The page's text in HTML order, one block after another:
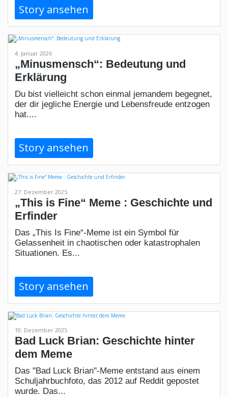
Story ansehen
4. Januar 2026
„Minusmensch“: Bedeutung und
Erklärung
Du bist vielleicht schon einmal jemandem begegnet,
der dir jegliche Energie und Lebensfreude entzogen
hat....
Story ansehen
27. Dezember 2025
„This is Fine“ Meme : Geschichte und
Erfinder
Das „This Is Fine“-Meme ist ein Symbol für
Gelassenheit in chaotischen oder katastrophalen
Situationen. Es...
Story ansehen
10. Dezember 2025
Bad Luck Brian: Geschichte hinter
dem Meme
Das "Bad Luck Brian"-Meme entstand aus einem
Schuljahrbuchfoto, das 2012 auf Reddit gepostet
wurde. Das...